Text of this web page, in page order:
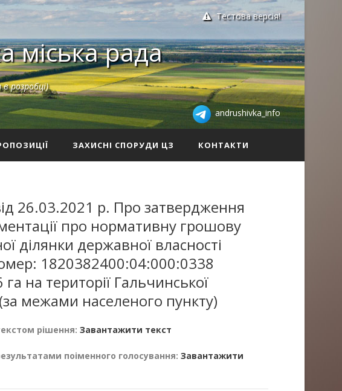
Тестова версія!
міська рада
розробці)
andrushivka_info
ЗАХИСНІ СПОРУДИ ЦЗ КОНТАКТИ
26.03.2021 р. Про затвердження
про нормативну грошову
ділянки державної власності
1820382400:04:000:0338
на території Гальчинської
межами населеного пункту)
рішення: Завантажити текст
поіменного голосування: Завантажити